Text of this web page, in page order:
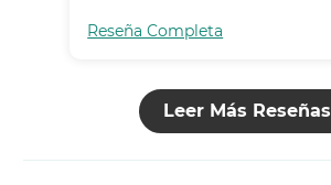
Reseña Completa
Leer Más Reseñas